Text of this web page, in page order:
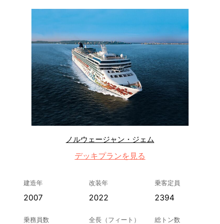
ノルウェージャン・ジェム
デッキプランを見る
建造年
2007
改装年
2022
乗客定員
2394
乗務員数 全長（フィート） 総トン数